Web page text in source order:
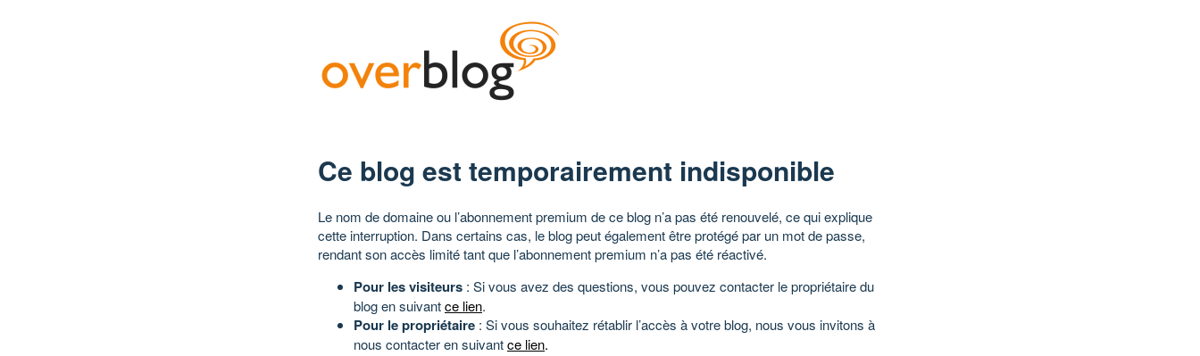
Ce blog est temporairement indisponible
Le nom de domaine ou l’abonnement premium de ce blog n’a pas été renouvelé, ce qui explique
cette interruption. Dans certains cas, le blog peut également être protégé par un mot de passe,
rendant son accès limité tant que l’abonnement premium n’a pas été réactivé.
Pour les visiteurs : Si vous avez des questions, vous pouvez contacter le propriétaire du
blog en suivantce lien.
Pour le propriétaire : Si vous souhaitez rétablir l’accès à votre blog, nous vous invitons à
nous contacter en suivantce lien.